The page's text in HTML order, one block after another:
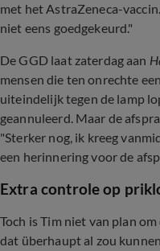
met het AstraZeneca-
niet eens goedgekeurd."
De GGD laat zaterdag aan
mensen die ten onrechte
uiteindelijk tegen de lamp
geannuleerd. Maar de
"Sterker nog, ik kreeg
een herinnering voor de
Extra controle op
Toch is Tim niet van plan
dat überhaupt al zou